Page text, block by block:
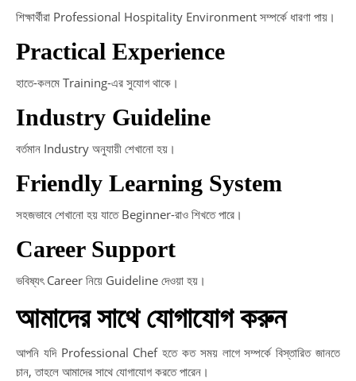
শিক্ষার্থীরা Professional Hospitality Environment সম্পর্কে ধারণা পায়।
Practical Experience
হাতে-কলমে Training-এর সুযোগ থাকে।
Industry Guideline
বর্তমান Industry অনুযায়ী শেখানো হয়।
Friendly Learning System
সহজভাবে শেখানো হয় যাতে Beginner-রাও শিখতে পারে।
Career Support
ভবিষ্যৎ Career নিয়ে Guideline দেওয়া হয়।
আমাদের সাথে যোগাযোগ করুন
আপনি যদি Professional Chef হতে কত সময় লাগে সম্পর্কে বিস্তারিত জানতে
চান, তাহলে আমাদের সাথে যোগাযোগ করতে পারেন।